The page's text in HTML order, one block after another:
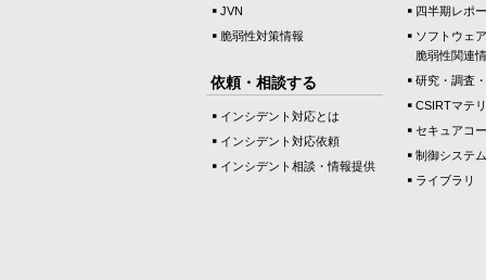
JVN
脆弱性対策情報
依頼・相談する
インシデント対応とは
インシデント対応依頼
インシデント相談・情報提供
四半期レポ
ソフトウェ
脆弱性関連
研究・調査
CSIRTマテ
セキュアコ
制御システ
ライブラリ